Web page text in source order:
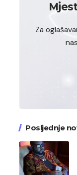
Za
Posljednje